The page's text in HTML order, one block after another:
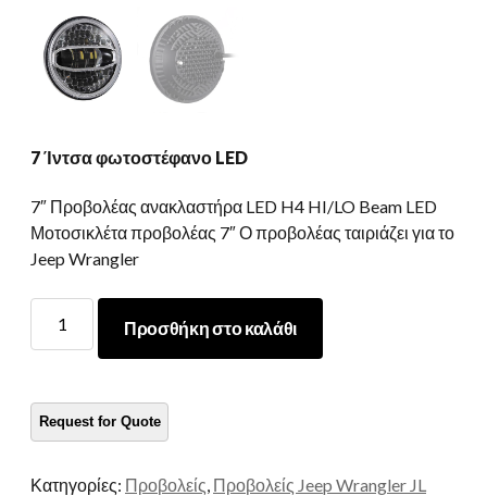
7 Ίντσα φωτοστέφανο LED
7″ Προβολέας ανακλαστήρα LED H4 HI/LO Beam LED
Μοτοσικλέτα προβολέας 7″ Ο προβολέας ταιριάζει για το
Jeep Wrangler
Ίντσα
φωτοστέφανο
ποσότητα
Προσθήκη στο καλάθι
Κατηγορίες: Προβολείς Προβολείς Jeep Wrangler JL